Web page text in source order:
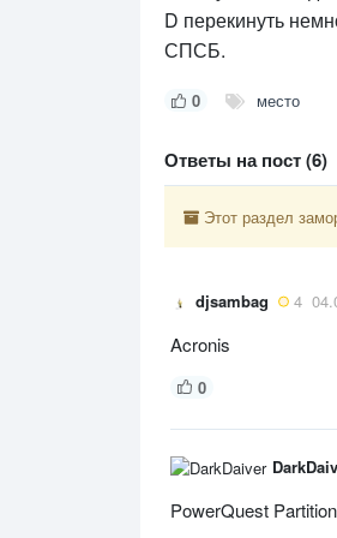
D перекинуть
СПСБ.
0 место
Ответы на пост (6)
Этот раздел
djsambag 4
Acronis
0
PowerQuest